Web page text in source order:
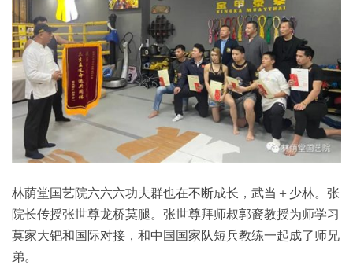
林荫堂国艺院六六六功夫群也在不断成长，武当＋少林。张
院长传授张世尊龙桥莫腿。张世尊拜师叔郭裔教授为师学习
莫家大钯和国际对接，和中国国家队短兵教练一起成了师兄
弟。